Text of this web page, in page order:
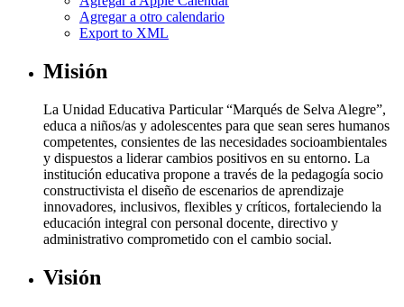
Agregar a otro calendario
Export to XML
Misión
La Unidad Educativa Particular “Marqués de Selva Alegre”,
educa a niños/as y adolescentes para que sean seres humanos
competentes, consientes de las necesidades socioambientales
y dispuestos a liderar cambios positivos en su entorno. La
institución educativa propone a través de la pedagogía socio
constructivista el diseño de escenarios de aprendizaje
innovadores, inclusivos, flexibles y críticos, fortaleciendo la
educación integral con personal docente, directivo y
administrativo comprometido con el cambio social.
Visión